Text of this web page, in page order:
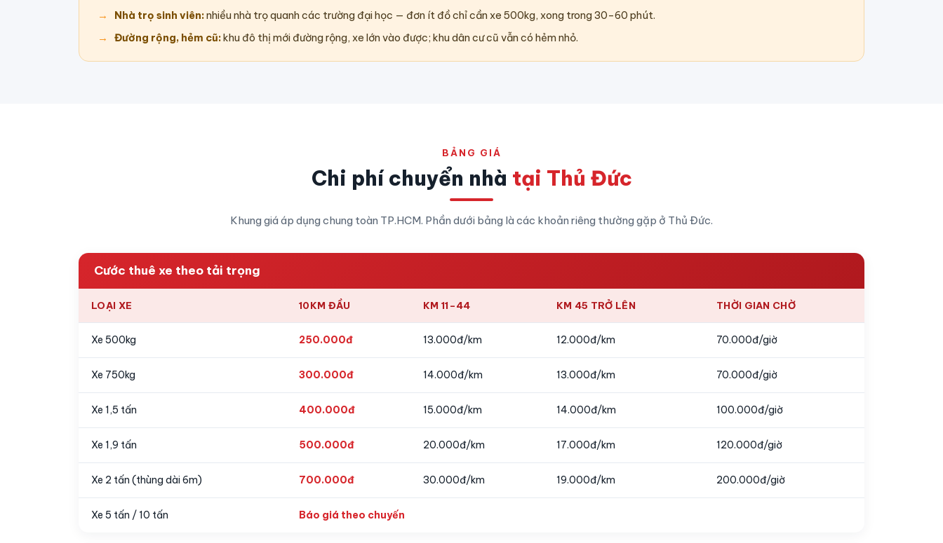
Nhà trọ sinh viên:nhiều nhà trọ quanh các trường đại học — đơn ít đồ chỉ cần xe 500kg, xong trong 30–60 phút.
Đường rộng, hẻm cũ:khu đô thị mới đường rộng, xe lớn vào được; khu dân cư cũ vẫn có hẻm nhỏ.
BẢNG GIÁ
Chi phí chuyển nhà tại Thủ Đức
Khung giá áp dụng chung toàn TP.HCM. Phần dưới bảng là các khoản riêng thường gặp ở Thủ Đức.
Cước thuê xe theo tải trọng
LOẠI XE 10KM ĐẦU KM 11–44 KM 45 TRỞ LÊN THỜI GIAN CHỜ
Xe 500kg 250.000đ 13.000đ/km 12.000đ/km 70.000đ/giờ
Xe 750kg 300.000đ 14.000đ/km 13.000đ/km 70.000đ/giờ
Xe 1,5 tấn 400.000đ 15.000đ/km 14.000đ/km 100.000đ/giờ
Xe 1,9 tấn 500.000đ 20.000đ/km 17.000đ/km 120.000đ/giờ
Xe 2 tấn (thùng dài 6m) 700.000đ 30.000đ/km 19.000đ/km 200.000đ/giờ
Xe 5 tấn / 10 tấn Báo giá theo chuyến